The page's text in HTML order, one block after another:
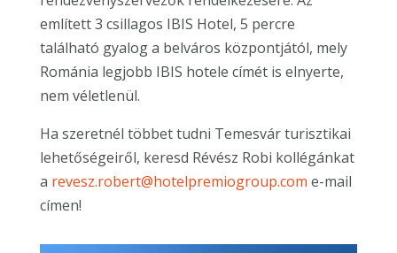
említett 3 csillagos IBIS Hotel, 5 percre
található gyalog a belváros központjától, mely
Románia legjobb IBIS hotele címét is elnyerte,
nem véletlenül.
Ha szeretnél többet tudni Temesvár turisztikai
lehetőségeiről, keresd Révész Robi kollégánkat
a revesz.robert@hotelpremiogroup.com e-mail
címen!